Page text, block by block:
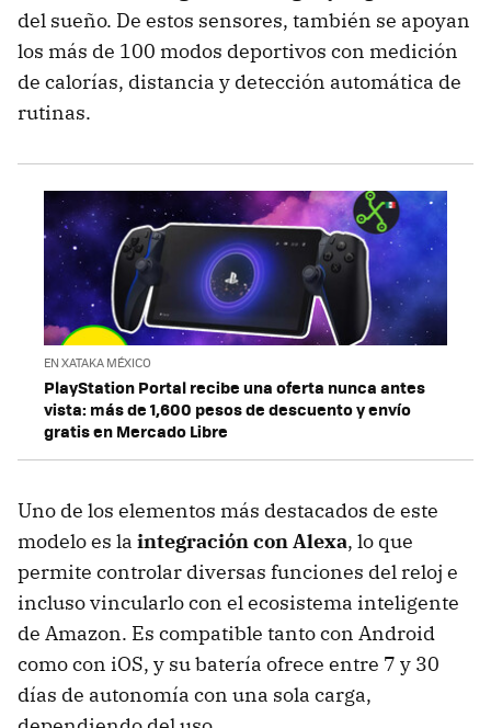
del sueño. De estos sensores, también se apoyan
los más de 100 modos deportivos con medición
de calorías, distancia y detección automática de
rutinas.
EN XATAKA MÉXICO
PlayStation Portal recibe una oferta nunca antes
vista: más de 1,600 pesos de descuento y envío
gratis en Mercado Libre
Uno de los elementos más destacados de este
modelo es la integración con Alexa, lo que
permite controlar diversas funciones del reloj e
incluso vincularlo con el ecosistema inteligente
de Amazon. Es compatible tanto con Android
como con iOS, y su batería ofrece entre 7 y 30
días de autonomía con una sola carga,